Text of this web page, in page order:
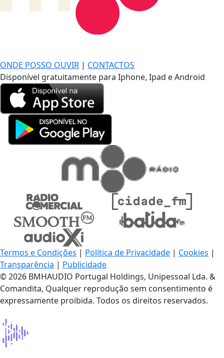
ONDE POSSO OUVIR | CONTACTOS
Disponível gratuitamente para Iphone, Ipad e Android
Termos e Condições | Política de Privacidade | Cookies |
Transparência | Publicidade
© 2026 BMHAUDIO Portugal Holdings, Unipessoal Lda. &
Comandita, Qualquer reprodução sem consentimento é
expressamente proibida. Todos os direitos reservados.